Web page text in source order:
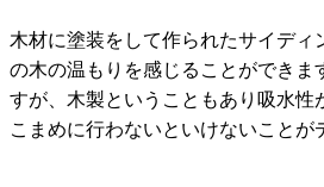
木材に塗装をして作られたサイディ
の木の温もりを感じることができま
すが、木製ということもあり吸水性
こまめに行わないといけないことが